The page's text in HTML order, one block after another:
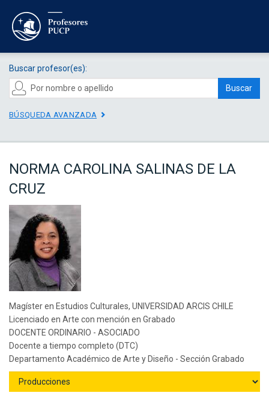
Buscar profesor(es):
Buscar
BÚSQUEDA AVANZADA
NORMA CAROLINA SALINAS DE LA
CRUZ
Magíster en Estudios Culturales, UNIVERSIDAD ARCIS CHILE
Licenciado en Arte con mención en Grabado
DOCENTE ORDINARIO - ASOCIADO
Docente a tiempo completo (DTC)
Departamento Académico de Arte y Diseño - Sección Grabado